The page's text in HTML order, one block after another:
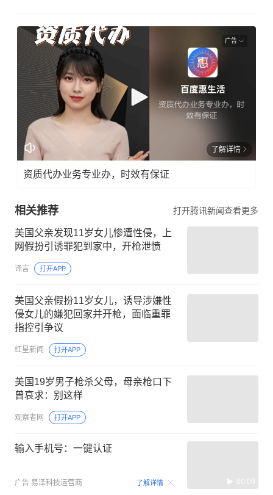
广告
了解详情
资质代办业务专业办，时效有保证
相关推荐 打开腾讯新闻查看更多
美国父亲发现11岁女儿惨遭性侵，上
网假扮引诱罪犯到家中，开枪泄愤
译言 打开APP
美国父亲假扮11岁女儿，诱导涉嫌性
侵女儿的嫌犯回家并开枪，面临重罪
指控引争议
红星新闻 打开APP
美国19岁男子枪杀父母，母亲枪口下
曾哀求：别这样
观察者网 打开APP
输入手机号：一键认证
广告 易泽科技运营商 了解详情 00:09